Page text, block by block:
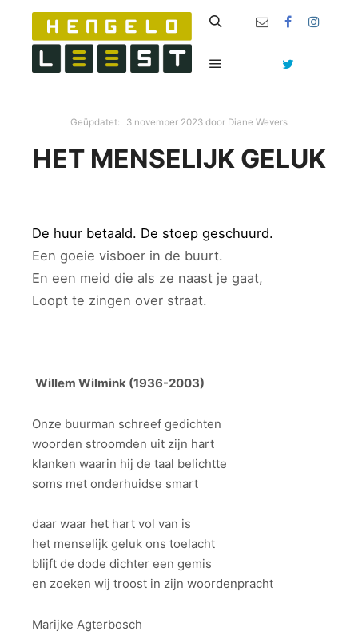
Geüpdatet: 3 november 2023 door Diane Wevers
HET MENSELIJK GELUK
De huur betaald. De stoep geschuurd.
Een goeie visboer in de buurt.
En een meid die als ze naast je gaat,
Loopt te zingen over straat.
Willem Wilmink (1936-2003)
Onze buurman schreef gedichten
woorden stroomden uit zijn hart
klanken waarin hij de taal belichtte
soms met onderhuidse smart
daar waar het hart vol van is
het menselijk geluk ons toelacht
blijft de dode dichter een gemis
en zoeken wij troost in zijn woordenpracht
Marijke Agterbosch